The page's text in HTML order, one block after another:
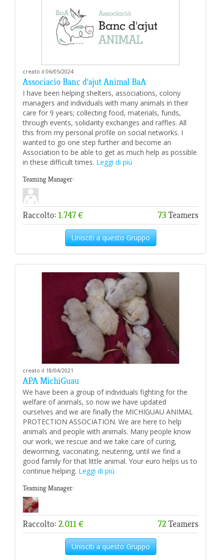
creato il 06/05/2024
Associacio Banc d'ajut Animal BaA
I have been helping shelters, associations, colony
managers and individuals with many animals in their
care for 9 years; collecting food, materials, funds,
through events, solidarity exchanges and raffles. All
this from my personal profile on social networks. I
wanted to go one step further and become an
Association to be able to get as much help as possible
in these difficult times. Leggi di più
Teaming Manager:
Raccolto: 1.747 € 73Teamers
Unisciti a questo Gruppo
creato il 18/04/2021
APA MichiGuau
We have been a group of individuals fighting for the
welfare of animals, so now we have updated
ourselves and we are finally the MICHIGUAU ANIMAL
PROTECTION ASSOCIATION. We are here to help
animals and people with animals. Many people know
our work, we rescue and we take care of curing,
deworming, vaccinating, neutering, until we find a
good family for that little animal. Your euro helps us to
continue helping. Leggi di più
Teaming Manager:
Raccolto: 2.011 € 72Teamers
Unisciti a questo Gruppo